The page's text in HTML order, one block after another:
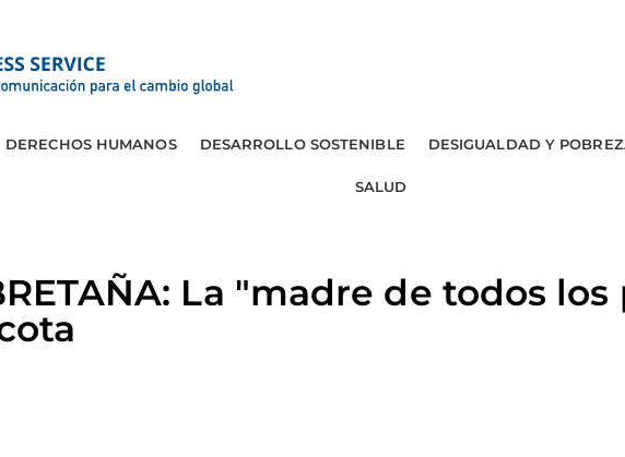
DERECHOS HUMANOS DESARROLLO SOSTENIBLE DESIGUALDAD Y
SALUD
La "madre de todos